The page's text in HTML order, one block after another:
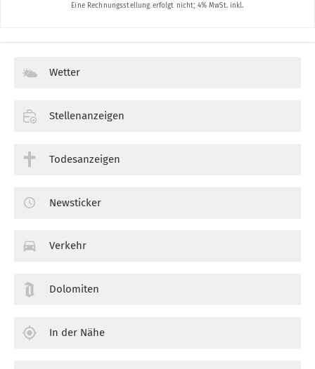
Wetter
Stellenanzeigen
Todesanzeigen
Newsticker
Verkehr
Dolomiten
In der Nähe